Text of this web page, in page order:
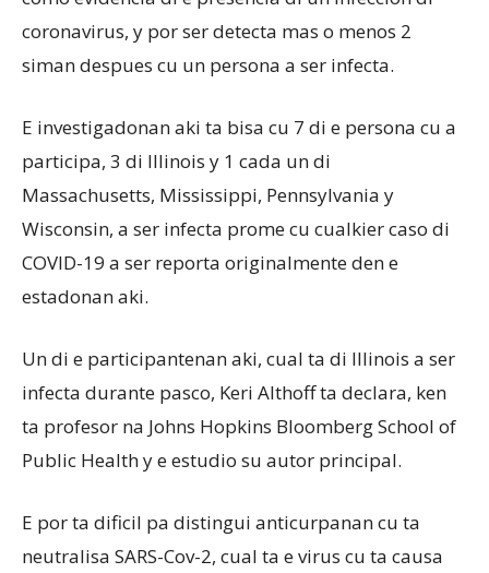
coronavirus, y por ser detecta mas o menos 2
siman despues cu un persona a ser infecta.
E investigadonan aki ta bisa cu 7 di e persona cu a
participa, 3 di Illinois y 1 cada un di
Massachusetts, Mississippi, Pennsylvania y
Wisconsin, a ser infecta prome cu cualkier caso di
COVID-19 a ser reporta originalmente den e
estadonan aki.
Un di e participantenan aki, cual ta di Illinois a ser
infecta durante pasco, Keri Althoff ta declara, ken
ta profesor na Johns Hopkins Bloomberg School of
Public Health y e estudio su autor principal.
E por ta dificil pa distingui anticurpanan cu ta
neutralisa SARS-Cov-2, cual ta e virus cu ta causa